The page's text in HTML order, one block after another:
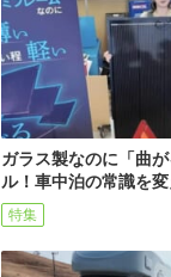
ガラス製なのに「曲
ル！車中泊の常識を
特集